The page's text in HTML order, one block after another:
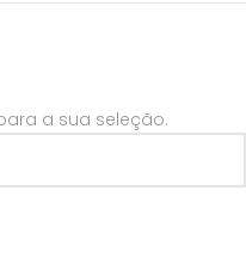
a sua seleção.